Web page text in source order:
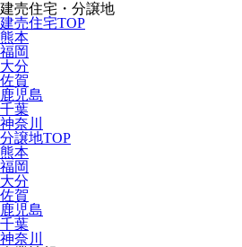
建売住宅・分譲地
建売住宅TOP
熊本
福岡
大分
佐賀
鹿児島
千葉
神奈川
分譲地TOP
熊本
福岡
大分
佐賀
鹿児島
千葉
神奈川